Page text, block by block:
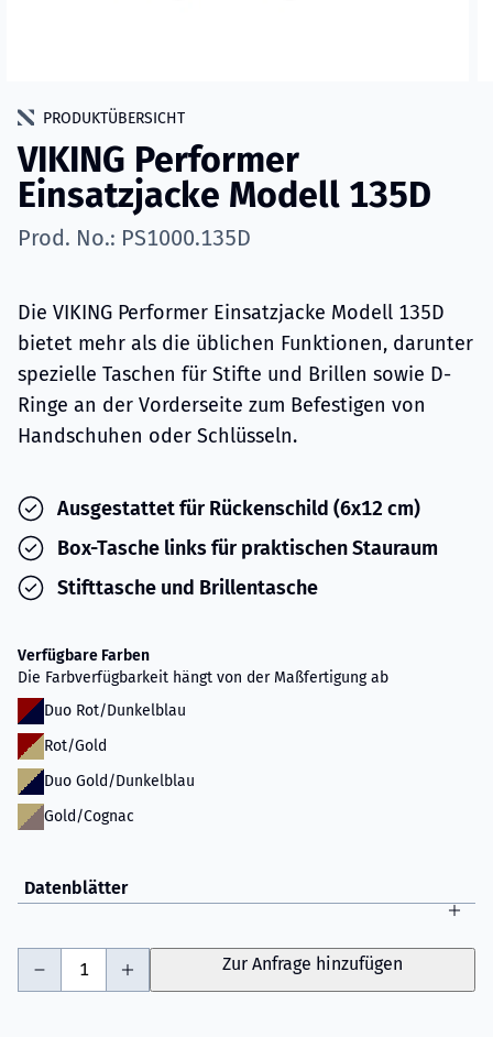
PRODUKTÜBERSICHT
VIKING Performer
Einsatzjacke Modell 135D
Prod. No.: PS1000.135D
Die VIKING Performer Einsatzjacke Modell 135D
bietet mehr als die üblichen Funktionen, darunter
spezielle Taschen für Stifte und Brillen sowie D-
Ringe an der Vorderseite zum Befestigen von
Handschuhen oder Schlüsseln.
Ausgestattet für Rückenschild (6x12 cm)
Box-Tasche links für praktischen Stauraum
Stifttasche und Brillentasche
Verfügbare Farben
Die Farbverfügbarkeit hängt von der Maßfertigung ab
Duo Rot/Dunkelblau
Rot/Gold
Duo Gold/Dunkelblau
Gold/Cognac
Datenblätter
Zur Anfrage hinzufügen